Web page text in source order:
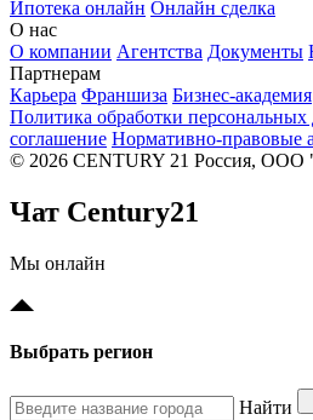
Ипотека онлайн Онлайн сделка
О нас
О компании Агентства Документы
Партнерам
Карьера Франшиза Бизнес-академия
Политика обработки
соглашение Нормативно-правовые
© 2026 CENTURY 21 Россия,
Чат Century21
Мы онлайн
Выбрать регион
Найти